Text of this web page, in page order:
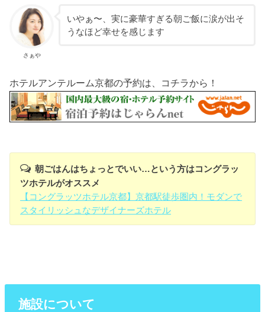
さぁや
いやぁ〜、実に豪華すぎる朝ご飯に涙が出そ
うなほど幸せを感じます
ホテルアンテルーム京都の予約は、コチラから！
朝ごはんはちょっとでいい…という方はコングラッ
ツホテルがオススメ
【コングラッツホテル京都】京都駅徒歩圏内！モダンで
スタイリッシュなデザイナーズホテル
施設について